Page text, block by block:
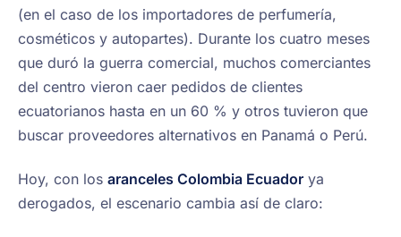
(en el caso de los importadores de perfumería,
cosméticos y autopartes). Durante los cuatro meses
que duró la guerra comercial, muchos comerciantes
del centro vieron caer pedidos de clientes
ecuatorianos hasta en un 60 % y otros tuvieron que
buscar proveedores alternativos en Panamá o Perú.
Hoy, con los aranceles Colombia Ecuador ya
derogados, el escenario cambia así de claro: